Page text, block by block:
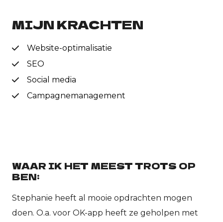
MIJN KRACHTEN
Website-optimalisatie
SEO
Social media
Campagnemanagement
WAAR IK HET MEEST TROTS OP
BEN:
Stephanie heeft al mooie opdrachten mogen
doen. O.a. voor OK-app heeft ze geholpen met